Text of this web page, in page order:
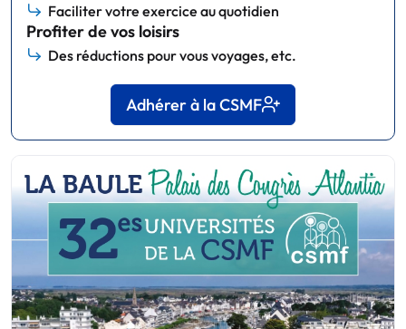
Faciliter votre exercice au quotidien
Profiter de vos loisirs
Des réductions pour vous voyages, etc.
Adhérer à la CSMF